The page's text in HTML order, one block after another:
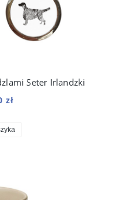
Seter Irlandzki
zł